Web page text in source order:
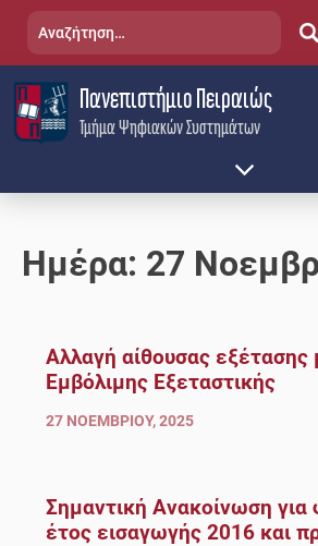
content
Τμήμα Ψηφιακών Συστημάτων
Πανεπιστήμιο Πειραιώς
Αναζήτηση
Ημέρα: 27
Αλλαγή αίθουσας εξέτασης
Εμβόλιμης Εξεταστικής
27 ΝΟΕΜΒΡΊΟΥ, 2025
Σημαντική Ανακοίνωση για
έτος εισαγωγής 2016 και